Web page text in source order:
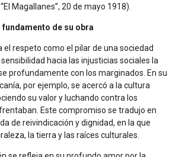
Magallanes”, 20 de mayo 1918).
fundamento de su obra
el respeto como el pilar de una sociedad
hacia las injusticias sociales la
profundamente con los marginados. En su
por ejemplo, se acercó a la cultura
su valor y luchando contra los
Este compromiso se tradujo en
de reivindicación y dignidad, en la que
la tierra y las raíces culturales.
a valerse por sí sola y deje de ser
agoniza y miseria si el padre, el
la amparan.»